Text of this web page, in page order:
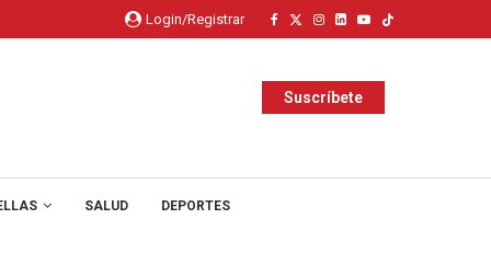
Login/Registrar
Suscríbete
SALUD DEPORTES